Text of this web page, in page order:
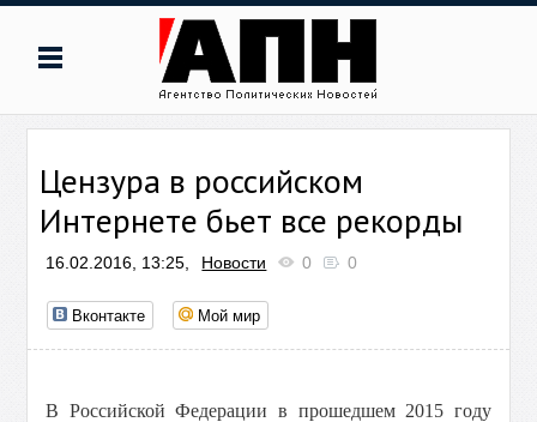
Цензура в российском
Интернете бьет все рекорды
16.02.2016, 13:25, Новости 0 0
Вконтакте Мой мир
В Российской Федерации в прошедшем 2015 году